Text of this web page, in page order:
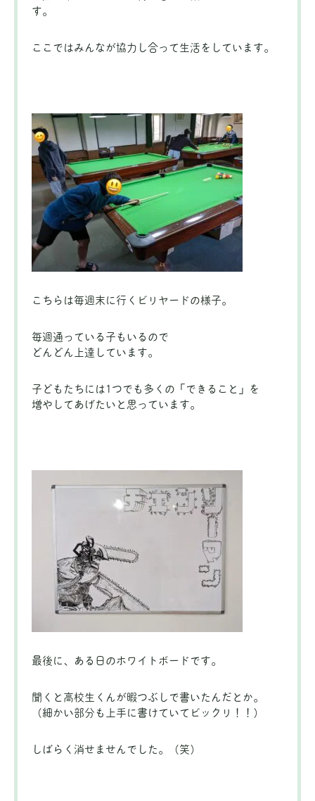
す。
ここではみんなが協力し合って生活をしています。
こちらは毎週末に行くビリヤードの様子。
毎週通っている子もいるので
どんどん上達しています。
子どもたちには1つでも多くの「できること」を
増やしてあげたいと思っています。
最後に、ある日のホワイトボードです。
聞くと高校生くんが暇つぶしで書いたんだとか。
（細かい部分も上手に書けていてビックリ！！）
しばらく消せませんでした。（笑）